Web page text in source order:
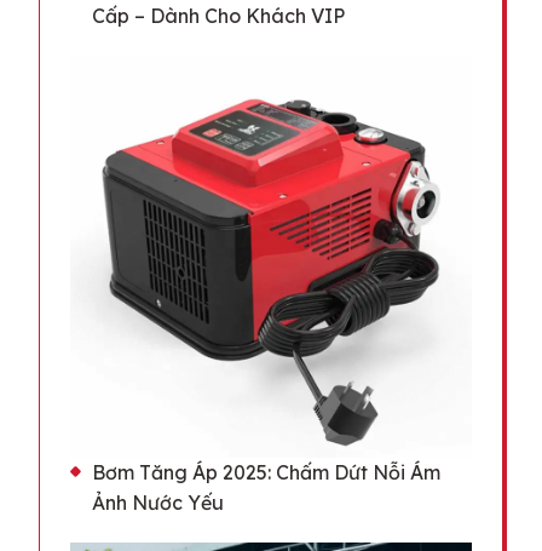
Cấp – Dành Cho Khách VIP
Bơm Tăng Áp 2025: Chấm Dứt Nỗi Ám
Ảnh Nước Yếu